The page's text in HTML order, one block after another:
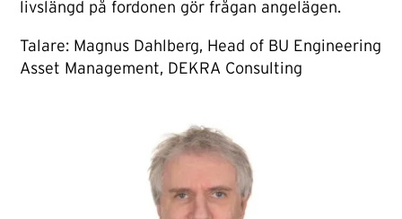
livslängd på fordonen gör frågan angelägen.
Talare: Magnus Dahlberg, Head of BU Engineering
Asset Management, DEKRA Consulting